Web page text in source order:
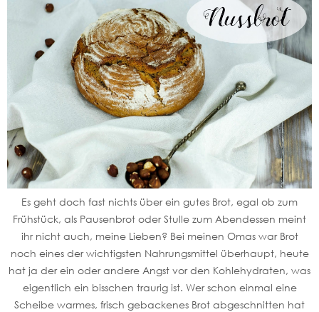
Es geht doch fast nichts über ein gutes Brot, egal ob zum
Frühstück, als Pausenbrot oder Stulle zum Abendessen meint
ihr nicht auch, meine Lieben? Bei meinen Omas war Brot
noch eines der wichtigsten Nahrungsmittel überhaupt, heute
hat ja der ein oder andere Angst vor den Kohlehydraten, was
eigentlich ein bisschen traurig ist. Wer schon einmal eine
Scheibe warmes, frisch gebackenes Brot abgeschnitten hat